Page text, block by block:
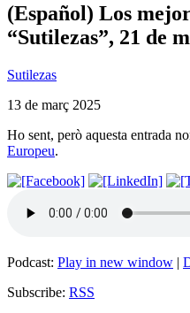
(Español) Los
“Sutilezas”, 21 de
Sutilezas
13 de març 2025
Ho sent, però aquesta entrada
Europeu.
Podcast: Play in new window |
Subscribe: RSS